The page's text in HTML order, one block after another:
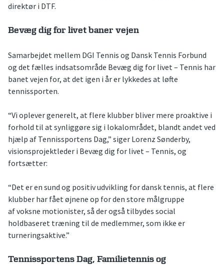
direktør i DTF.
Bevæg dig for livet baner vejen
Samarbejdet mellem DGI Tennis og Dansk Tennis Forbund
og det fælles indsatsområde Bevæg dig for livet – Tennis har
banet vejen for, at det igen i år er lykkedes at løfte
tennissporten.
“Vi oplever generelt, at flere klubber bliver mere proaktive i
forhold til at synliggøre sig i lokalområdet, blandt andet ved
hjælp af Tennissportens Dag,” siger Lorenz Sønderby,
visionsprojektleder i Bevæg dig for livet – Tennis, og
fortsætter:
“Det er en sund og positiv udvikling for dansk tennis, at flere
klubber har fået øjnene op for den store målgruppe
af voksne motionister, så der også tilbydes social
holdbaseret træning til de medlemmer, som ikke er
turneringsaktive.”
Tennissportens Dag, Familietennis og